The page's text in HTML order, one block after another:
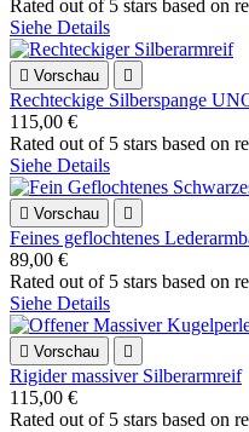
Rated out of 5 stars based on
Siehe Details
 Vorschau 
Rechteckige Silberspange
115,00 €
Rated out of 5 stars based on
Siehe Details
 Vorschau 
Feines geflochtenes
89,00 €
Rated out of 5 stars based on
Siehe Details
 Vorschau 
Rigider massiver Silberarmreif
115,00 €
Rated out of 5 stars based on